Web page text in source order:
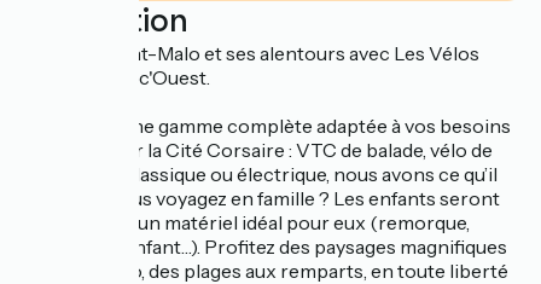
Description
Explorez Saint-Malo et ses alentours avec Les Vélos
Bleus by Veloc'Ouest.
Découvrez une gamme complète adaptée à vos besoins
pour explorer la Cité Corsaire : VTC de balade, vélo de
randonnée, classique ou électrique, nous avons ce qu’il
vous faut. Vous voyagez en famille ? Les enfants seront
équipés avec un matériel idéal pour eux (remorque,
siège, vélos enfant…). Profitez des paysages magnifiques
de Saint-Malo, des plages aux remparts, en toute liberté